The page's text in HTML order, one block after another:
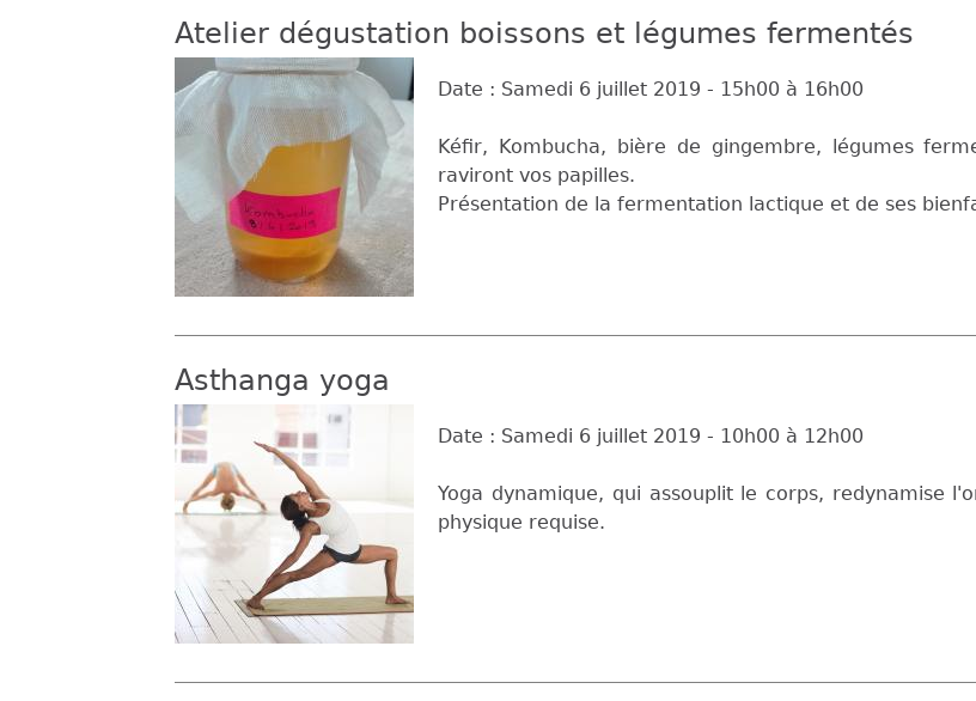
Atelier dégustation boissons et légumes fermentés
Date : Samedi 6 juillet 2019 - 15h00 à 16h00
Kéfir, Kombucha, bière de gingembre, légumes
raviront vos papilles.
Présentation de la fermentation lactique et de ses
Asthanga yoga
Date : Samedi 6 juillet 2019 - 10h00 à 12h00
Yoga dynamique, qui assouplit le corps, redynamise
physique requise.